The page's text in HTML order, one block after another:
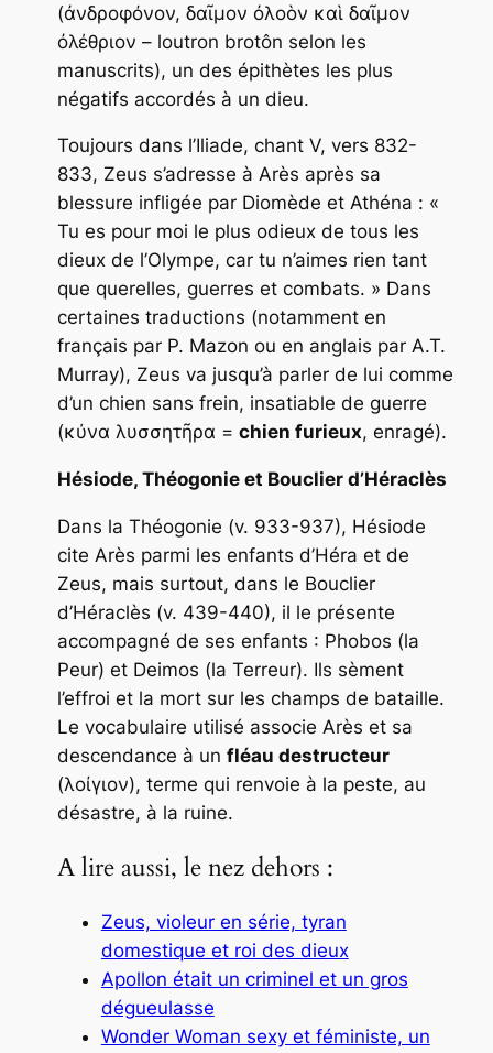
(ἀνδροφόνον, δαῖμον ὀλοὸν καὶ δαῖμον
ὀλέθριον – loutron brotôn selon les
manuscrits), un des épithètes les plus
négatifs accordés à un dieu.
Toujours dans l’Iliade, chant V, vers 832-
833, Zeus s’adresse à Arès après sa
blessure infligée par Diomède et Athéna : «
Tu es pour moi le plus odieux de tous les
dieux de l’Olympe, car tu n’aimes rien tant
que querelles, guerres et combats. » Dans
certaines traductions (notamment en
français par P. Mazon ou en anglais par A.T.
Murray), Zeus va jusqu’à parler de lui comme
d’un chien sans frein, insatiable de guerre
(κύνα λυσσητῆρα = chien furieux, enragé).
Hésiode, Théogonie et Bouclier d’Héraclès
Dans la Théogonie (v. 933-937), Hésiode
cite Arès parmi les enfants d’Héra et de
Zeus, mais surtout, dans le Bouclier
d’Héraclès (v. 439-440), il le présente
accompagné de ses enfants : Phobos (la
Peur) et Deimos (la Terreur). Ils sèment
l’effroi et la mort sur les champs de bataille.
Le vocabulaire utilisé associe Arès et sa
descendance à un fléau destructeur
(λοίγιον), terme qui renvoie à la peste, au
désastre, à la ruine.
A lire aussi, le nez dehors :
Zeus, violeur en série, tyran
domestique et roi des dieux
Apollon était un criminel et un gros
dégueulasse
Wonder Woman sexy et féministe, un